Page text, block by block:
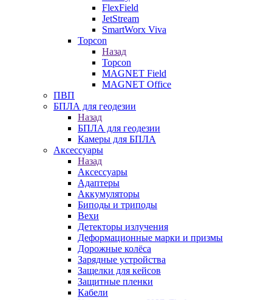
FlexField
JetStream
SmartWorx Viva
Topcon
Назад
Topcon
MAGNET Field
MAGNET Office
ПВП
БПЛА для геодезии
Назад
БПЛА для геодезии
Камеры для БПЛА
Аксессуары
Назад
Аксессуары
Адаптеры
Аккумуляторы
Биподы и триподы
Вехи
Детекторы излучения
Деформационные марки и призмы
Дорожные колёса
Зарядные устройства
Защелки для кейсов
Защитные пленки
Кабели